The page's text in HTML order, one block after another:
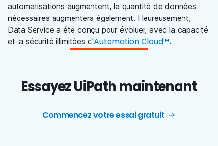
automatisations augmentent, la quantité de données
nécessaires augmentera également. Heureusement,
Data Service a été conçu pour évoluer, avec la capacité
et la sécurité illimitées d'Automation Cloud™.
Essayez UiPath maintenant
Commencez votre essai gratuit